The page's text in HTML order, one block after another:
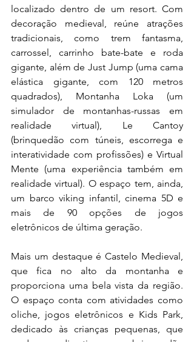
localizado dentro de um resort. Com
decoração medieval, reúne atrações
tradicionais, como trem fantasma,
carrossel, carrinho bate-bate e roda
gigante, além de Just Jump (uma cama
elástica gigante, com 120 metros
quadrados), Montanha Loka (um
simulador de montanhas-russas em
realidade virtual), Le Cantoy
(brinquedão com túneis, escorrega e
interatividade com profissões) e Virtual
Mente (uma experiência também em
realidade virtual). O espaço tem, ainda,
um barco viking infantil, cinema 5D e
mais de 90 opções de jogos
eletrônicos de última geração.
Mais um destaque é Castelo Medieval,
que fica no alto da montanha e
proporciona uma bela vista da região.
O espaço conta com atividades como
oliche, jogos eletrônicos e Kids Park,
dedicado às crianças pequenas, que